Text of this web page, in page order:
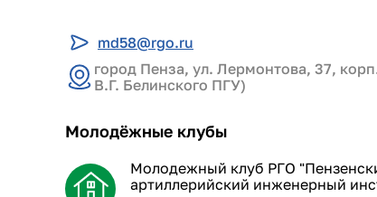
md58@rgo.ru
город Пенза, ул. Лермонтова, 37,
В.Г. Белинского ПГУ)
Молодёжные клубы
Молодежный клуб РГО
артиллерийский инженерный